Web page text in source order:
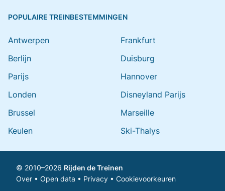
POPULAIRE TREINBESTEMMINGEN
Antwerpen
Berlijn
Parijs
Londen
Brussel
Keulen
Frankfurt
Duisburg
Hannover
Disneyland Parijs
Marseille
Ski-Thalys
© 2010–2026 Rijden de Treinen
Over • Open data • Privacy • Cookievoorkeuren